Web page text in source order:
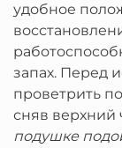
удобное
запах. Перед
проветрить
сняв верхний
подушке